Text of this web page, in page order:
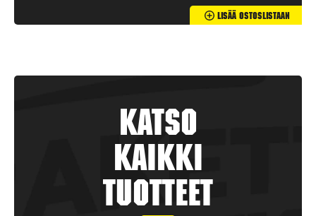
Lisää Ostoslistaan
Katso
kaikki
tuotteet